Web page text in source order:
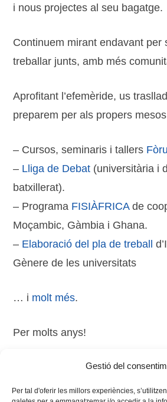
Gestió del
Per tal d'oferir les millors experiències,
i nous projectes al seu bagatge.
Continuem mirant endavant per
treballar junts, amb més
Aprofitant l’efemèride, us
preparem per als propers
– Cursos, seminaris i tallers
– Lliga de Debat (universitària i
batxillerat).
– Programa FISIÀFRICAde
Moçambic, Gàmbia i Ghana.
– Elaboració del pla de treball
Gènere de les universitats
… i molt més.
Per molts anys!
22 aniversari,aniversari,